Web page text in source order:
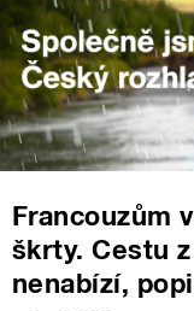
Francouzům
škrty. Cestu
nenabízí,